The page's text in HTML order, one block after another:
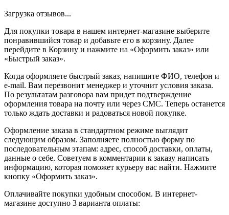
Загрузка отзывов...
Для покупки товара в нашем интернет-магазине выберите
понравившийся товар и добавьте его в корзину. Далее
перейдите в Корзину и нажмите на «Оформить заказ» или
«Быстрый заказ».
Когда оформляете быстрый заказ, напишите ФИО, телефон и
e-mail. Вам перезвонит менеджер и уточнит условия заказа.
По результатам разговора вам придет подтверждение
оформления товара на почту или через СМС. Теперь останется
только ждать доставки и радоваться новой покупке.
Оформление заказа в стандартном режиме выглядит
следующим образом. Заполняете полностью форму по
последовательным этапам: адрес, способ доставки, оплаты,
данные о себе. Советуем в комментарии к заказу написать
информацию, которая поможет курьеру вас найти. Нажмите
кнопку «Оформить заказ».
Оплачивайте покупки удобным способом. В интернет-
магазине доступно 3 варианта оплаты: